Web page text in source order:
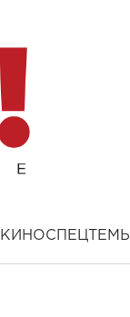
КИНОСПЕЦТЕМЫ